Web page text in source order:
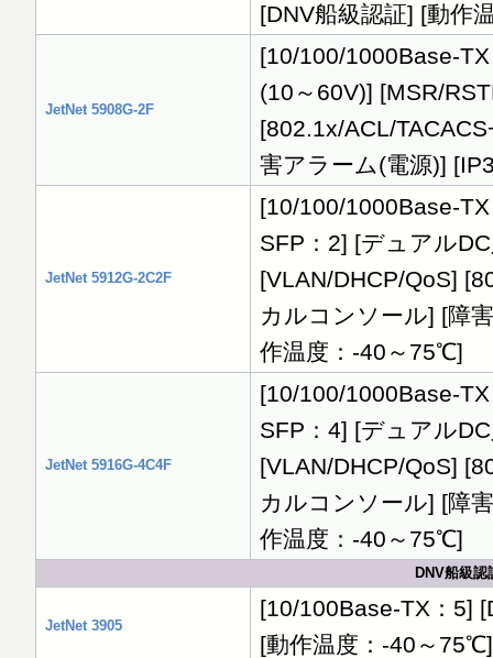
[DNV船級認証] [動作
JetNet 5908G-2F
[10/100/1000Base-
(10～60V)] [MSR/
[802.1x/ACL/
害アラーム(電源)]
JetNet 5912G-2C2F
[10/100/1000Base-
SFP：2] [デュアル
[VLAN/DHCP/QoS]
カルコンソール] [障
作温度：-40～75℃]
JetNet 5916G-4C4F
[10/100/1000Base-
SFP：4] [デュアル
[VLAN/DHCP/QoS]
カルコンソール] [障
作温度：-40～75℃]
DNV船級
JetNet 3905
[10/100Base-TX：5]
[動作温度：-40～75℃]